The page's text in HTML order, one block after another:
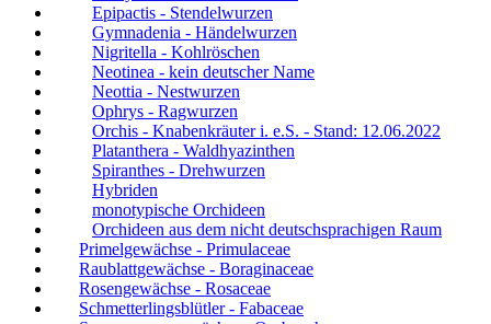
Epipactis - Stendelwurzen
Gymnadenia - Händelwurzen
Nigritella - Kohlröschen
Neotinea - kein deutscher Name
Neottia - Nestwurzen
Ophrys - Ragwurzen
Orchis - Knabenkräuter i. e.S. - Stand: 12.06.2022
Platanthera - Waldhyazinthen
Spiranthes - Drehwurzen
Hybriden
monotypische Orchideen
Orchideen aus dem nicht deutschsprachigen Raum
Primelgewächse - Primulaceae
Raublattgewächse - Boraginaceae
Rosengewächse - Rosaceae
Schmetterlingsblütler - Fabaceae